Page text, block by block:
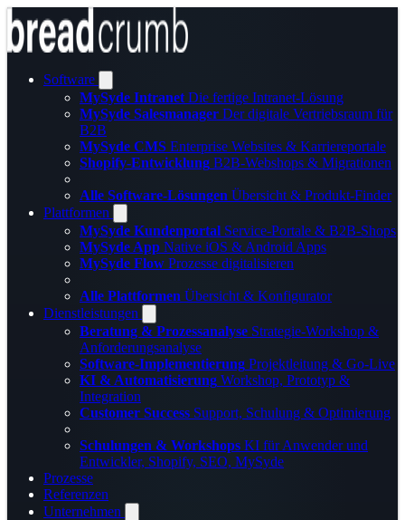
Software
MySyde Intranet Die fertige Intranet-Lösung
MySyde Salesmanager Der digitale Vertriebsraum für
B2B
MySyde CMS Enterprise Websites & Karriereportale
Shopify-Entwicklung B2B-Webshops & Migrationen
Alle Software-Lösungen Übersicht & Produkt-Finder
Plattformen
MySyde Kundenportal Service-Portale & B2B-Shops
MySyde App Native iOS & Android Apps
MySyde Flow Prozesse digitalisieren
Alle Plattformen Übersicht & Konfigurator
Dienstleistungen
Beratung & Prozessanalyse Strategie-Workshop &
Anforderungsanalyse
Software-Implementierung Projektleitung & Go-Live
KI & Automatisierung Workshop, Prototyp &
Integration
Customer Success Support, Schulung & Optimierung
Schulungen & Workshops KI für Anwender und
Entwickler, Shopify, SEO, MySyde
Prozesse
Referenzen
Unternehmen